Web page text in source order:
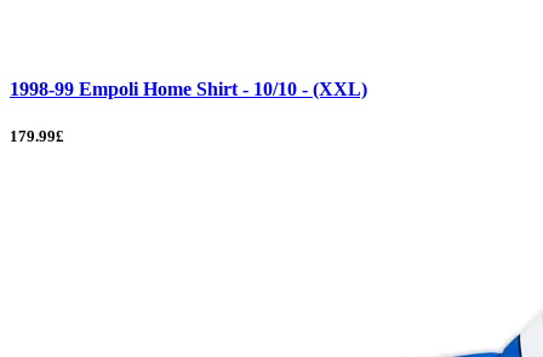
1998-99 Empoli Home Shirt - 10/10 - (XXL)
179.99£